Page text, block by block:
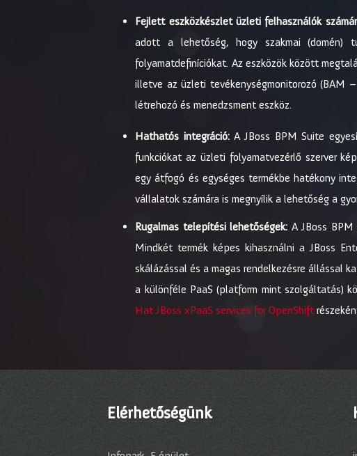
Fejlett eszközkészlet üzleti felhasználók
adott a lehetőség, hogy szakmai (domén)
folyamatdefiníciókat. Az eszközök között
illetve az üzleti tevékenységmonitorozó (BAM
létrehozó és menedzsment eszköz.
Hathatós integráció:A JBoss BPM Suite
funkciókat az üzleti folyamatvezérlő szerver
egy átfogó és egységes termékbe hatékony
vállalatok számára is megnyílik a lehetőség a
Rugalmas telepítési lehetőségek: A JBoss
Mindkét termék képes kihasználni a JBoss
skálázással és a magas rendelkezésre állással
a különféle PaaS (platform mint szolgáltatás)
Hat JBoss xPaaS services for OpenShift
Elérhetőségünk